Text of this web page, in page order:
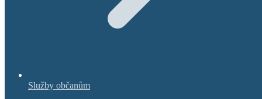
Služby občanům